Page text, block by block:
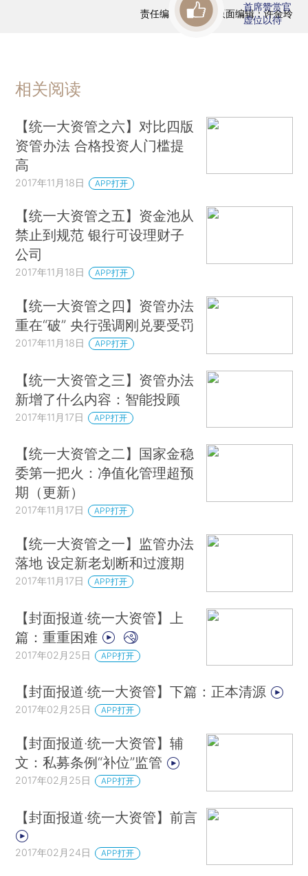
责任编辑：霍侃 | 版面编辑：许金玲
首席赞赏官
虚位以待
相关阅读
【统一大资管之六】对比四版
资管办法 合格投资人门槛提
高
2017年11月18日 APP打开
【统一大资管之五】资金池从
禁止到规范 银行可设理财子
公司
2017年11月18日 APP打开
【统一大资管之四】资管办法
重在“破” 央行强调刚兑要受罚
2017年11月18日 APP打开
【统一大资管之三】资管办法
新增了什么内容：智能投顾
2017年11月17日 APP打开
【统一大资管之二】国家金稳
委第一把火：净值化管理超预
期（更新）
2017年11月17日 APP打开
【统一大资管之一】监管办法
落地 设定新老划断和过渡期
2017年11月17日 APP打开
【封面报道·统一大资管】上
篇：重重困难
2017年02月25日 APP打开
【封面报道·统一大资管】下篇：正本清源
2017年02月25日 APP打开
【封面报道·统一大资管】辅
文：私募条例“补位”监管
2017年02月25日 APP打开
【封面报道·统一大资管】前言
2017年02月24日 APP打开